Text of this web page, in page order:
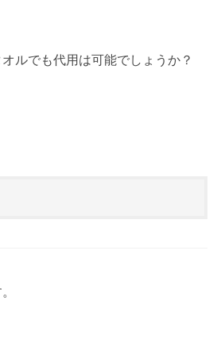
ルでも代用は可能でしょうか？